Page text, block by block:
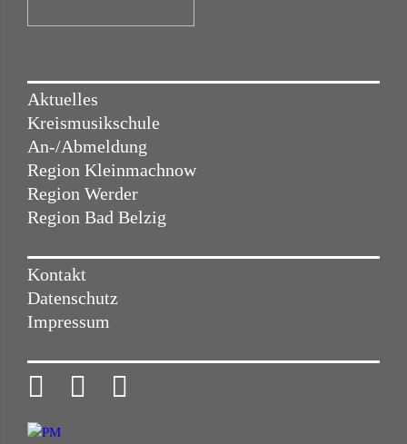
Aktuelles
Kreismusikschule
An-/Abmeldung
Region Kleinmachnow
Region Werder
Region Bad Belzig
Kontakt
Datenschutz
Impressum
  